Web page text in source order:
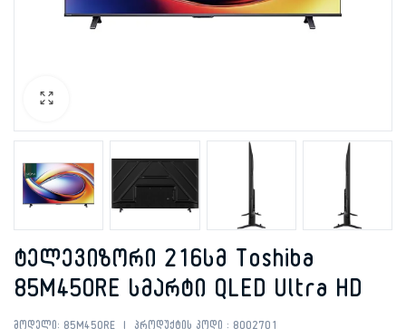
ტელევიზორი 216სმ Toshiba
85M450RE სმარტი QLED Ultra HD